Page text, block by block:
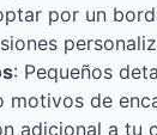
por un
: Pequeños
motivos de
adicional a tu